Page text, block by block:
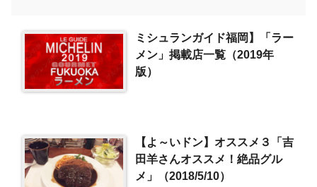
ミシュランガイド福岡】「ラー
メン」掲載店一覧（2019年
版）
【よ～いドン】オススメ３「吉
田羊さんオススメ！絶品グル
メ」（2018/5/10）